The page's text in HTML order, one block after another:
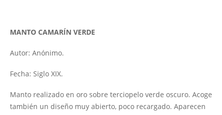
MANTO CAMARÍN VERDE
Autor: Anónimo.
Fecha: Siglo XIX.
Manto realizado en oro sobre terciopelo verde oscuro. Acoge
también un diseño muy abierto, poco recargado. Aparecen